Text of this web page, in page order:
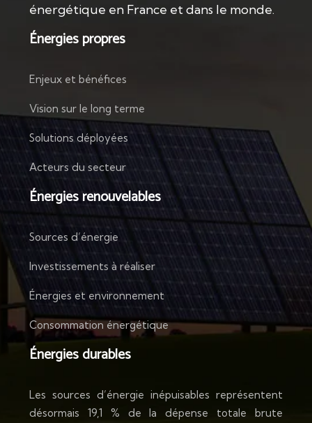
énergétique en France et dans le monde.
Énergies propres
Enjeux et bénéfices
Vision sur le long terme
Solutions déployées
Acteurs du secteur
Énergies renouvelables
Sources d’énergie
Investissements à réaliser
Énergies et environnement
Consommation énergétique
Énergies durables
Les sources d’énergie inépuisables représentent
désormais 19,1 % de la dépense totale brute